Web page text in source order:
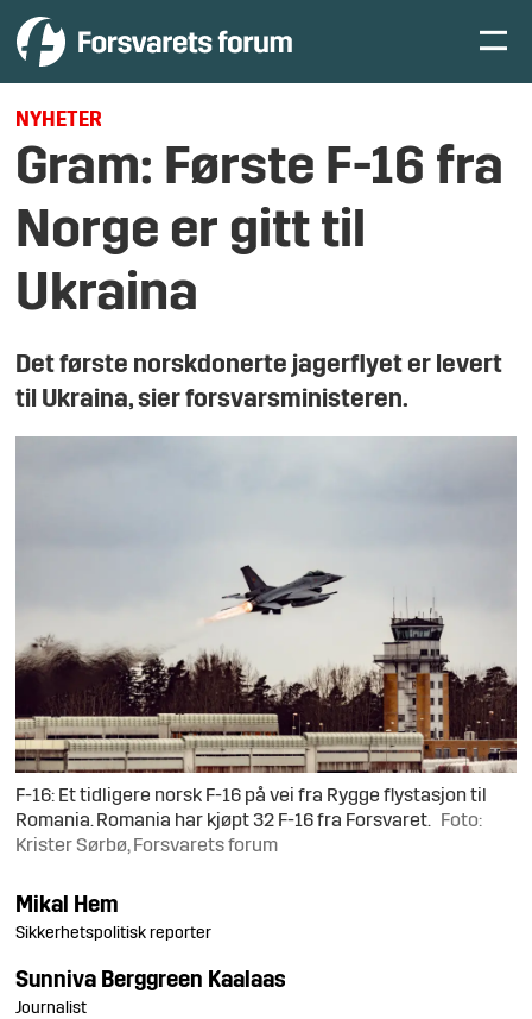
NYHETER
Gram: Første F-16 fra
Norge er gitt til
Ukraina
Det første norskdonerte jagerflyet er levert
til Ukraina, sier forsvarsministeren.
F-16: Et tidligere norsk F-16 på vei fra Rygge flystasjon til
Romania. Romania har kjøpt 32 F-16 fra Forsvaret.
Foto:
Krister Sørbø, Forsvarets forum
Mikal Hem
Sikkerhetspolitisk reporter
Sunniva Berggreen Kaalaas
Journalist